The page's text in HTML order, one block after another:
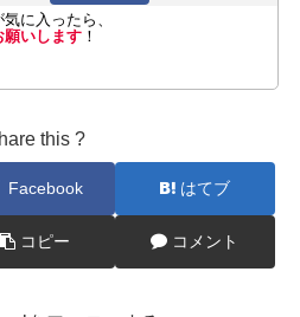
に入ったら、
願いします ！
this ?
Facebook はてブ
コピー コメント